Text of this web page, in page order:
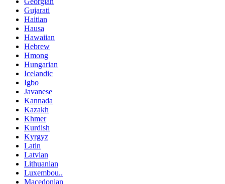
Gujarati
Haitian
Hausa
Hawaiian
Hebrew
Hmong
Hungarian
Icelandic
Igbo
Javanese
Kannada
Kazakh
Khmer
Kurdish
Kyrgyz
Latin
Latvian
Lithuanian
Luxembou..
Macedonian